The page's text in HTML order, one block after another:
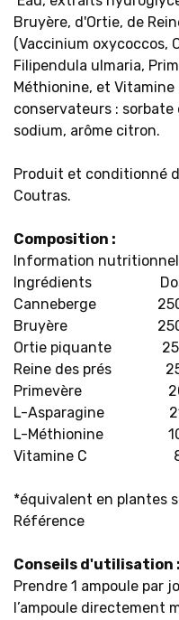
Bruyère, d'Ortie, de
(Vaccinium oxycoccos,
Filipendula ulmaria,
Méthionine, et Vitamine
conservateurs :
sodium, arôme citron.
Produit et conditionné
Coutras.
Composition :
Information
Ingrédients
Canneberge 250
Bruyère 250
Ortie piquante
Reine des prés
Primevère 20
L-Asparagine
L-Méthionine
Vitamine C
*équivalent en plantes
Référence
Conseils d'utilisation :
Prendre 1 ampoule par
l’ampoule directement